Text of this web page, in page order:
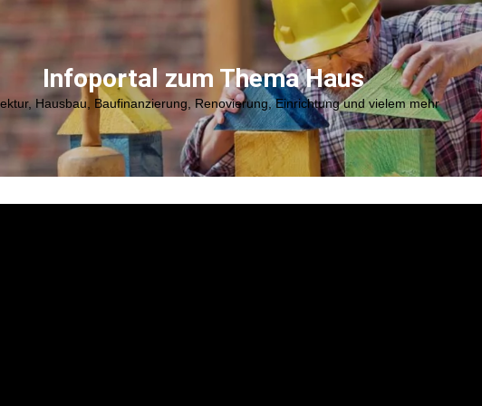
Infoportal zum Thema Haus
Hausbau, Baufinanzierung, Renovierung, Einrichtung und vielem mehr